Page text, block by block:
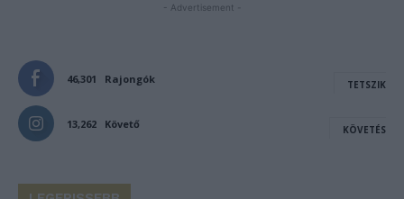
- Advertisement -
46,301 Rajongók TETSZIK
13,262 Követő KÖVETÉS